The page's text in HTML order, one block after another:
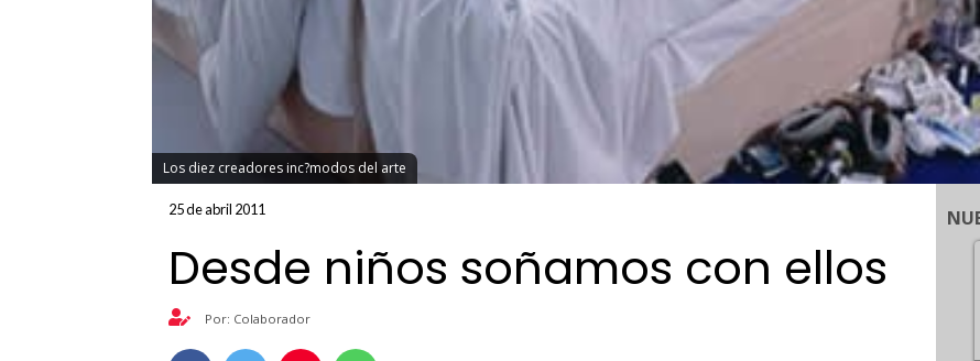
Los diez creadores inc?modos del arte
25 de abril 2011
Desde niños soñamos con ellos
Por: Colaborador